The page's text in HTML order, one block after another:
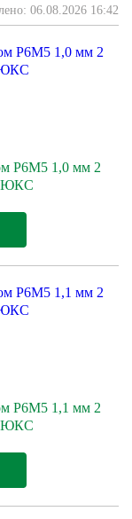
06.08.2026 16:42
Р6М5 1,0 мм 2
Р6М5 1,1 мм 2